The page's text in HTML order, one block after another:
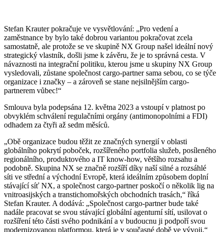
Stefan Krauter pokračuje ve vysvětlování: „Pro vedení a
zaměstnance by bylo také dobrou variantou pokračovat zcela
samostatně, ale protože se ve skupině NX Group našel ideální nový
strategický vlastník, došli jsme k závěru, že je to správná cesta. V
návaznosti na integrační politiku, kterou jsme u skupiny NX Group
vysledovali, zůstane společnost cargo-partner sama sebou, co se týče
organizace i značky – a zároveň se stane nejsilnějším cargo-
partnerem vůbec!“
Smlouva byla podepsána 12. května 2023 a vstoupí v platnost po
obvyklém schválení regulačními orgány (antimonopolními a FDI)
odhadem za čtyři až sedm měsíců.
„Obě organizace budou těžit ze značných synergií v oblasti
globálního pokrytí poboček, rozšířeného portfolia služeb, posíleného
regionálního, produktového a IT know-how, většího rozsahu a
podobně. Skupina NX se značně rozšíří díky naší silné a rozsáhlé
síti ve střední a východní Evropě, která ideálním způsobem doplní
stávající síť NX, a společnost cargo-partner poskočí o několik lig na
vnitroasijských a transtichomořských obchodních trasách,“ říká
Stefan Krauter. A dodává: „Společnost cargo-partner bude také
nadále pracovat se svou stávající globální agenturní sítí, usilovat o
rozšíření této části svého podnikání a v budoucnu ji podpoří svou
modernizovanou platformou, která je v současné době ve vývoji.“